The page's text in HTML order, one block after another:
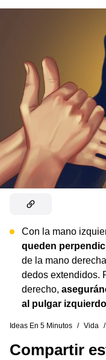
Con la mano
queden
de la mano
dedos extendidos.
derecho,
al pulgar
Ideas En 5 Minutos / Vida /
Compartir